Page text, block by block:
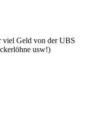
viel Geld von der UBS
usw!)